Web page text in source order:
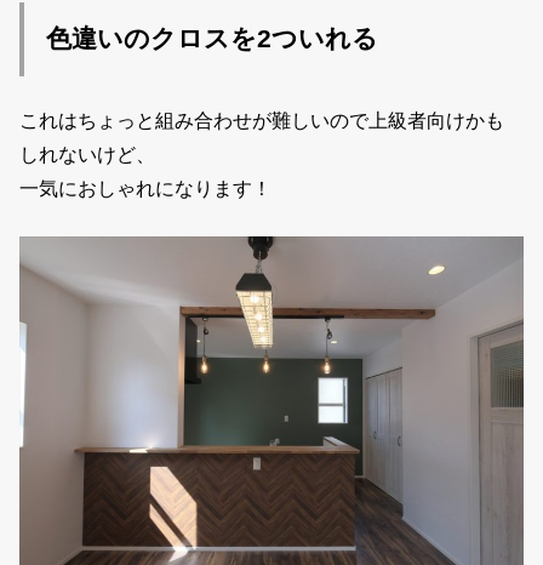
色違いのクロスを2ついれる
これはちょっと組み合わせが難しいので上級者向けかも
しれないけど、
一気におしゃれになります！